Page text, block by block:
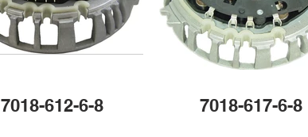
7018-612-6-8 7018-617-6-8